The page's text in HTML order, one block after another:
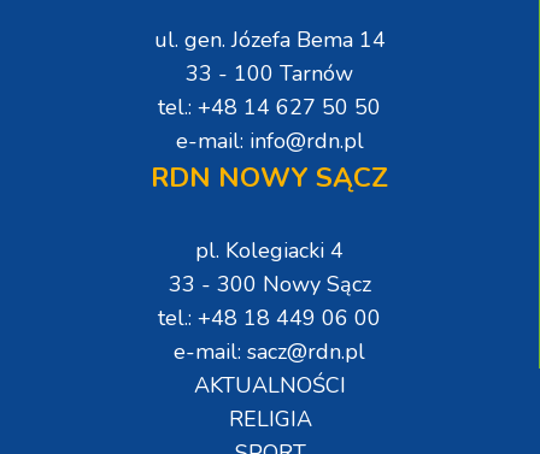
ul. gen. Józefa Bema 14
33 - 100 Tarnów
tel.: +48 14 627 50 50
e-mail: info@rdn.pl
RDN NOWY SĄCZ
pl. Kolegiacki 4
33 - 300 Nowy Sącz
tel.: +48 18 449 06 00
e-mail: sacz@rdn.pl
AKTUALNOŚCI
RELIGIA